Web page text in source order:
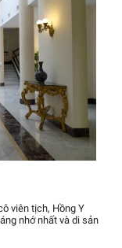
viên tịch, Hồng Y
nhớ nhất và di sản